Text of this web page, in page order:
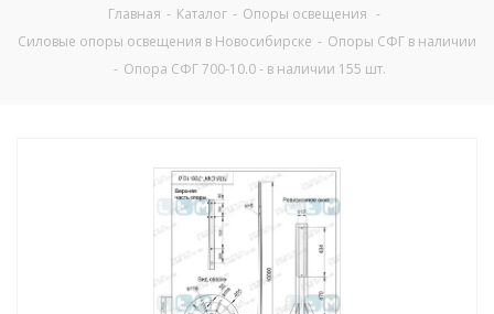
Главная - Каталог - Опоры освещения -
Силовые опоры освещения в Новосибирске - Опоры СФГ в наличии
- Опора СФГ 700-10.0 - в наличии 155 шт.